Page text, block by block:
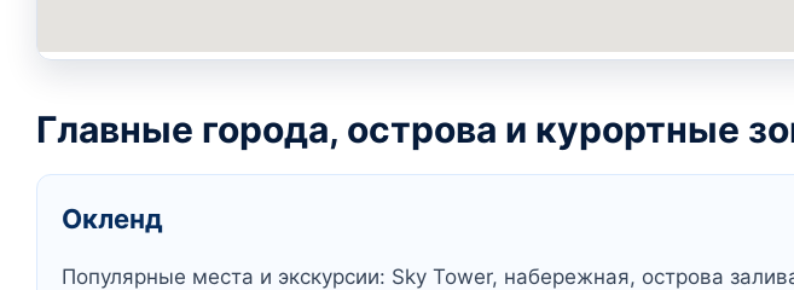
Главные города, острова и курортные
Окленд
Популярные места и экскурсии: Sky Tower, набережная, острова